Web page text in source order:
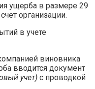
ущерба в размере 29
организации.
в учете
виновника
вводится документ
учет) с проводкой